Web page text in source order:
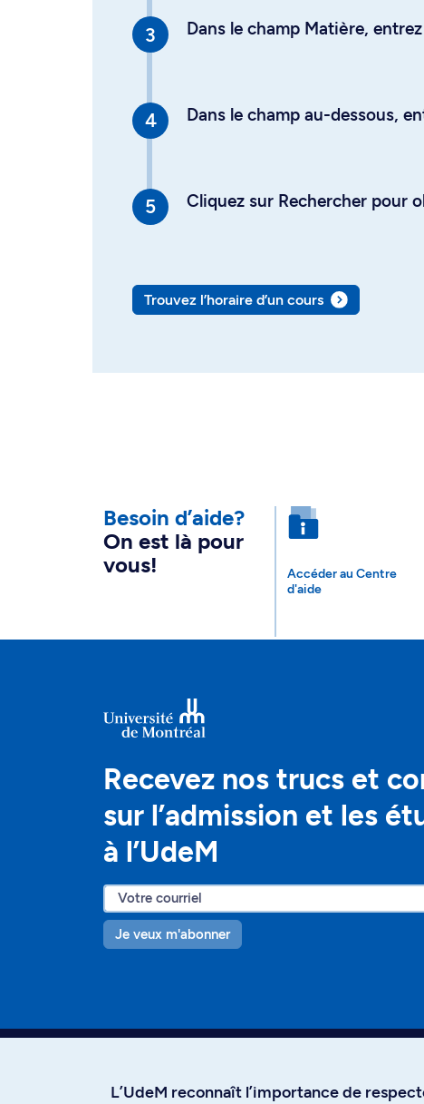
Dans le champ Matière,
Dans le champ au-dessous,
Cliquez sur Rechercher pour
Trouvez l’horaire d’un cours
Besoin d’aide?
On est là pour
vous!
Accéder au Centre
d'aide
Recevez nos trucs et
sur l’admission et les
à l’UdeM
Je veux m'abonner
L’UdeM reconnaît l’importance de